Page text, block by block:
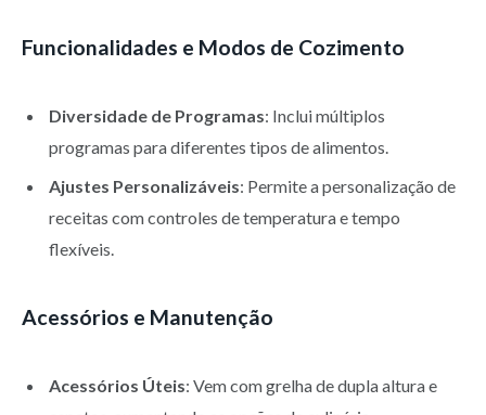
Funcionalidades e Modos de Cozimento
Diversidade de Programas: Inclui múltiplos
programas para diferentes tipos de alimentos.
Ajustes Personalizáveis: Permite a personalização de
receitas com controles de temperatura e tempo
flexíveis.
Acessórios e Manutenção
Acessórios Úteis: Vem com grelha de dupla altura e